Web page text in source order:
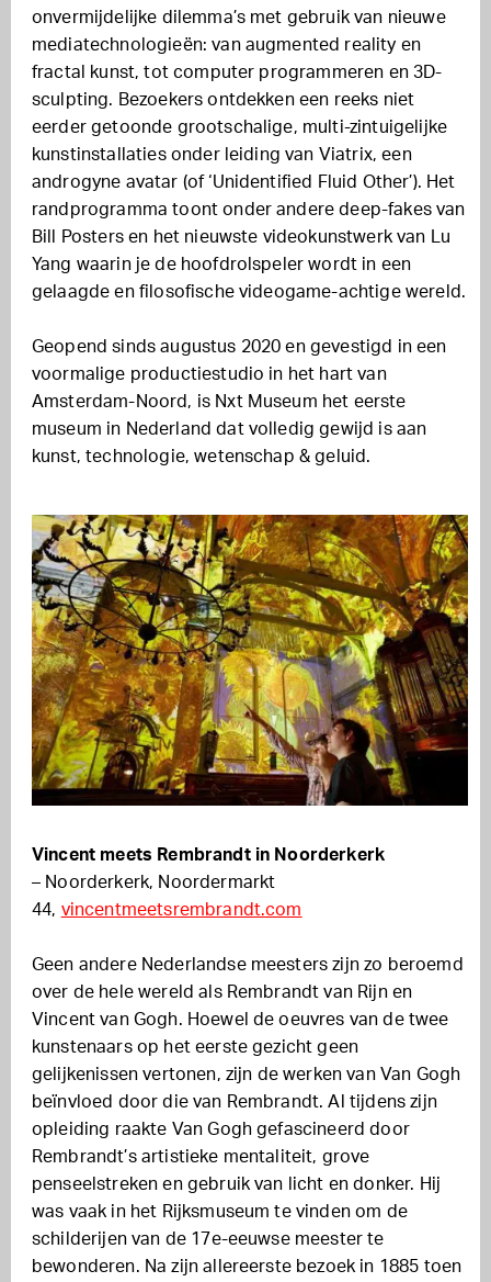
onvermijdelijke dilemma’s met gebruik van nieuwe
mediatechnologieën: van augmented reality en
fractal kunst, tot computer programmeren en 3D-
sculpting. Bezoekers ontdekken een reeks niet
eerder getoonde grootschalige, multi-zintuigelijke
kunstinstallaties onder leiding van Viatrix, een
androgyne avatar (of ‘Unidentified Fluid Other’). Het
randprogramma toont onder andere deep-fakes van
Bill Posters en het nieuwste videokunstwerk van Lu
Yang waarin je de hoofdrolspeler wordt in een
gelaagde en filosofische videogame-achtige wereld.
Geopend sinds augustus 2020 en gevestigd in een
voormalige productiestudio in het hart van
Amsterdam-Noord, is Nxt Museum het eerste
museum in Nederland dat volledig gewijd is aan
kunst, technologie, wetenschap & geluid.
Vincent meets Rembrandt in Noorderkerk
– Noorderkerk, Noordermarkt
44, vincentmeetsrembrandt.com
Geen andere Nederlandse meesters zijn zo beroemd
over de hele wereld als Rembrandt van Rijn en
Vincent van Gogh. Hoewel de oeuvres van de twee
kunstenaars op het eerste gezicht geen
gelijkenissen vertonen, zijn de werken van Van Gogh
beïnvloed door die van Rembrandt. Al tijdens zijn
opleiding raakte Van Gogh gefascineerd door
Rembrandt’s artistieke mentaliteit, grove
penseelstreken en gebruik van licht en donker. Hij
was vaak in het Rijksmuseum te vinden om de
schilderijen van de 17e-eeuwse meester te
bewonderen. Na zijn allereerste bezoek in 1885 toen